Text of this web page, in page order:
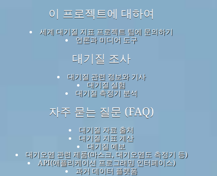
이 프로젝트에 대하여
세계 대기질 지표 프로젝트 팀에 문의하기
언론과 미디어 도구
대기질 조사
대기질 관련 정보와 기사
대기질 실험
대기질 측정기 분석
자주 묻는 질문 (FAQ)
대기질 자료 출처
대기질 지표 계산
대기질 예보
대기오염 관련 제품(마스크, 대기오염도 측정기 등)
API(애플리케이션 프로그래밍 인터페이스)
과거 데이터 플랫폼